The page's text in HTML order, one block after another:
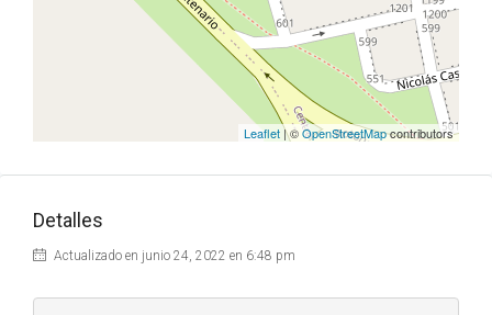
Leaflet| ©OpenStreetMapcontributors
Detalles
Actualizado en junio 24, 2022 en 6:48 pm